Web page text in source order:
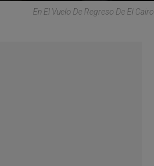
En El Vuelo De Regreso De El Cairo